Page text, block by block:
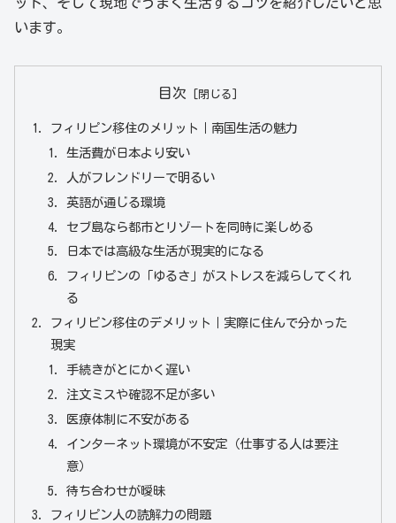
います。
目次
フィリピン移住のメリット｜南国生活の魅力
生活費が日本より安い
人がフレンドリーで明るい
英語が通じる環境
セブ島なら都市とリゾートを同時に楽しめる
日本では高級な生活が現実的になる
フィリピンの「ゆるさ」がストレスを減らしてくれ
る
フィリピン移住のデメリット｜実際に住んで分かった
現実
手続きがとにかく遅い
注文ミスや確認不足が多い
医療体制に不安がある
インターネット環境が不安定（仕事する人は要注
意）
待ち合わせが曖昧
フィリピン人の読解力の問題